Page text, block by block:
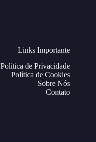
Links Importante
Política de Privacidade
Política de Cookies
Sobre Nós
Contato